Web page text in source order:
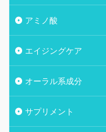
アミノ酸
エイジングケア
オーラル系成分
サプリメント